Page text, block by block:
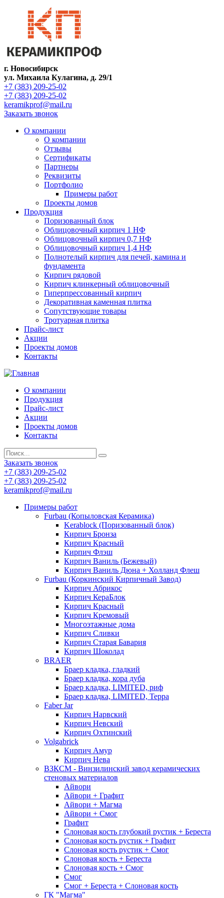
г. Новосибирск
ул. Михаила Кулагина, д. 29/1
+7 (383) 209-25-02
+7 (383) 209-25-02
keramikprof@mail.ru
Заказать звонок
О компании
О компании
Отзывы
Сертификаты
Партнеры
Реквизиты
Портфолио
Примеры работ
Проекты домов
Продукция
Поризованный блок
Облицовочный кирпич 1 НФ
Облицовочный кирпич 0,7 НФ
Облицовочный кирпич 1,4 НФ
Полнотелый кирпич для печей, камина и
фундамента
Кирпич рядовой
Кирпич клинкерный облицовочный
Гиперпрессованный кирпич
Декоративная каменная плитка
Сопутствующие товары
Тротуарная плитка
Прайс-лист
Акции
Проекты домов
Контакты
О компании
Продукция
Прайс-лист
Акции
Проекты домов
Контакты
Заказать звонок
+7 (383) 209-25-02
+7 (383) 209-25-02
keramikprof@mail.ru
Примеры работ
Furbau (Копыловская Керамика)
Kerablock (Поризованный блок)
Кирпич Бронза
Кирпич Красный
Кирпич Флэш
Кирпич Ваниль (Бежевый)
Кирпич Ваниль Дюна + Холланд Флеш
Furbau (Коркинский Кирпичный Завод)
Кирпич Абрикос
Кирпич КераБлок
Кирпич Красный
Кирпич Кремовый
Многоэтажные дома
Кирпич Сливки
Кирпич Старая Бавария
Кирпич Шоколад
BRAER
Браер кладка, гладкий
Браер кладка, кора дуба
Браер кладка, LIMITED, риф
Браер кладка, LIMITED, Терра
Faber Jar
Кирпич Нарвский
Кирпич Невский
Кирпич Охтинский
Volgabrick
Кирпич Амур
Кирпич Нева
ВЗКСМ - Винзилинский завод керамических
стеновых материалов
Айвори
Айвори + Графит
Айвори + Магма
Айвори + Смог
Графит
Слоновая кость глубокий рустик + Береста
Слоновая кость рустик + Графит
Слоновая кость рустик + Смог
Слоновая кость + Береста
Слоновая кость + Смог
Смог
Смог + Береста + Слоновая кость
ГК "Магма"